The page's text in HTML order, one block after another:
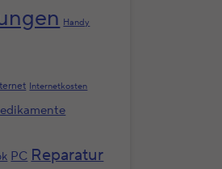
Handy
Internetkosten
PC Reparatur